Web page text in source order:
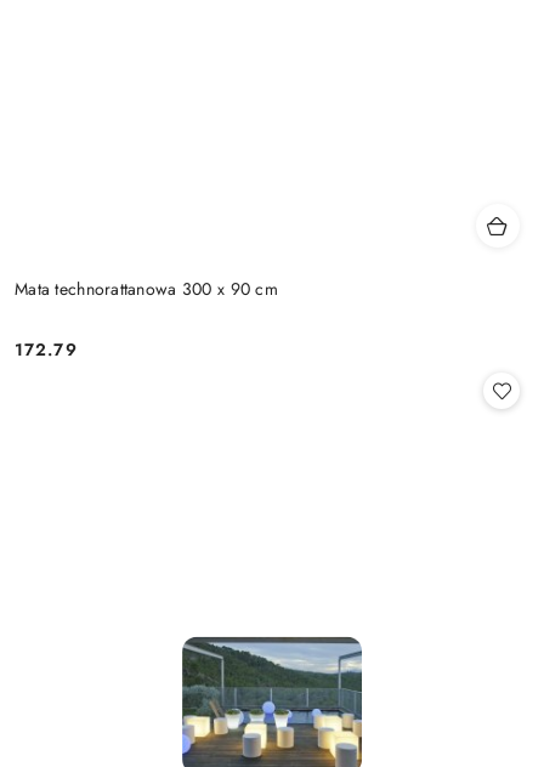
Mata technorattanowa 300 x 90 cm
Cena:
172.79